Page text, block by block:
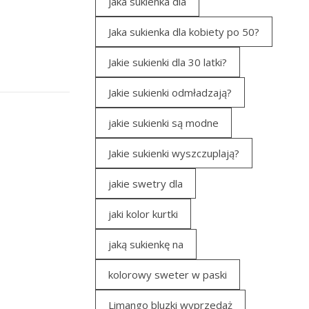
Jaka sukienka dla kobiety po 50?
Jakie sukienki dla 30 latki?
Jakie sukienki odmładzają?
jakie sukienki są modne
Jakie sukienki wyszczuplają?
jakie swetry dla
jaki kolor kurtki
jaką sukienkę na
kolorowy sweter w paski
Limango bluzki wyprzedaż